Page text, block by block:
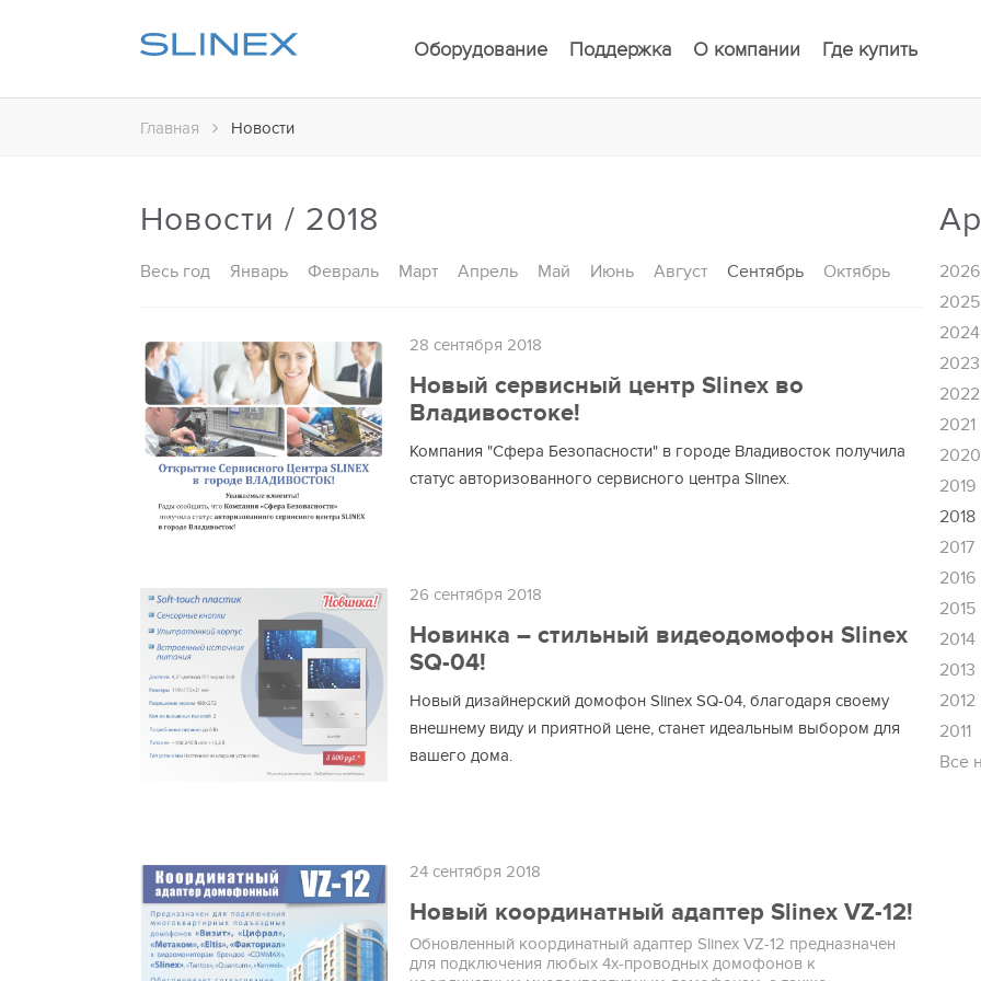
Оборудование Поддержка О компании Где купить
Главная Новости
Новости / 2018
Весь год Январь Февраль Март Апрель Май Июнь Август Сентябрь Октябрь
28 сентября 2018
Новый сервисный центр Slinex во
Владивостоке!
Компания "Сфера Безопасности" в городе Владивосток получила
статус авторизованного сервисного центра Slinex.
26 сентября 2018
Новинка – стильный видеодомофон Slinex
SQ-04!
Новый дизайнерский домофон Slinex SQ-04, благодаря своему
внешнему виду и приятной цене, станет идеальным выбором для
вашего дома.
24 сентября 2018
Новый координатный адаптер Slinex VZ-12!
Обновленный координатный адаптер Slinex VZ-12 предназначен
для подключения любых 4х-проводных домофонов к
2026
2025
2024
2023
2022
2021
2020
2019
2018
2017
2016
2015
2014
2013
2012
2011
Все